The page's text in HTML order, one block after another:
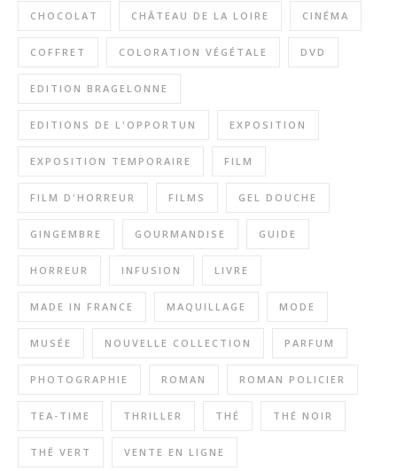
CHOCOLAT CHÂTEAU DE LA LOIRE CINÉMA
COFFRET COLORATION VÉGÉTALE DVD
EDITION BRAGELONNE
EDITIONS DE L'OPPORTUN EXPOSITION
EXPOSITION TEMPORAIRE FILM
FILM D'HORREUR FILMS GEL DOUCHE
GINGEMBRE GOURMANDISE GUIDE
HORREUR INFUSION LIVRE
MADE IN FRANCE MAQUILLAGE MODE
MUSÉE NOUVELLE COLLECTION PARFUM
PHOTOGRAPHIE ROMAN ROMAN POLICIER
TEA-TIME THRILLER THÉ THÉ NOIR
THÉ VERT VENTE EN LIGNE